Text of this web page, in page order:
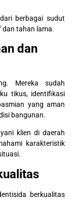
berbagai sudut
dan tahan lama.
dan
Mereka sudah
tikus, identifikasi
yang aman
bangunan.
klien di daerah
karakteristik
berkualitas